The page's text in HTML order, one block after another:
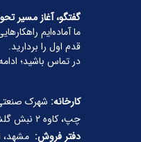
گفتگو، آغاز مسیر
ما آماده‌ایم
قدم اول را بردارید.
در تماس باشید؛
کارخانه:
چپ، کاوه ۲ نبش گلشن ۲، سوله های قرمز
دفتر فروش: